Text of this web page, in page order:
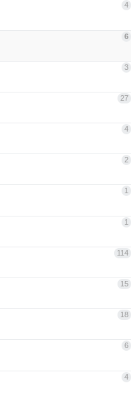
4
6
3
27
4
2
1
1
114
15
18
6
4